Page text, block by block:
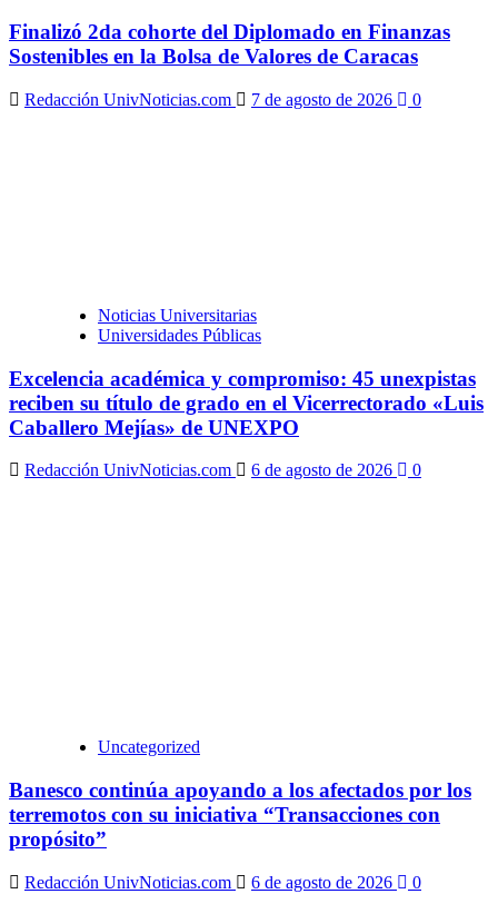
Finalizó 2da cohorte del Diplomado en Finanzas
Sostenibles en la Bolsa de Valores de Caracas
Redacción UnivNoticias.com 7 de agosto de 2026 0
Noticias Universitarias
Universidades Públicas
Excelencia académica y compromiso: 45 unexpistas
reciben su título de grado en el Vicerrectorado «Luis
Caballero Mejías» de UNEXPO
Redacción UnivNoticias.com 6 de agosto de 2026 0
Uncategorized
Banesco continúa apoyando a los afectados por los
terremotos con su iniciativa “Transacciones con
propósito”
Redacción UnivNoticias.com 6 de agosto de 2026 0